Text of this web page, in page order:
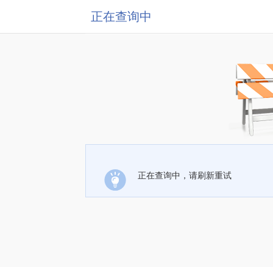
正在查询中
正在查询中，请刷新重试